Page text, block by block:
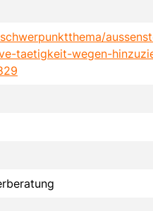
taetigkeit-wegen-